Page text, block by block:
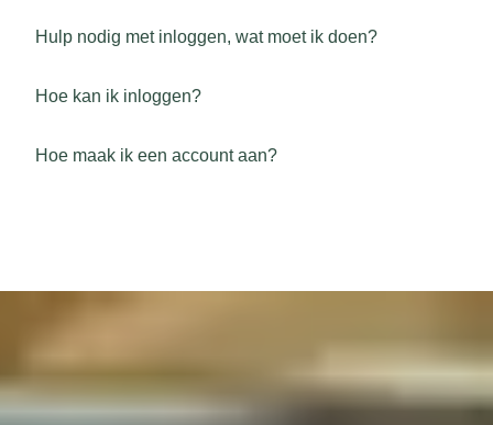
Hulp nodig met inloggen, wat moet ik doen?
Hoe kan ik inloggen?
Hoe maak ik een account aan?